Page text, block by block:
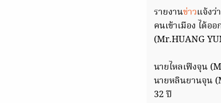
รายงานข่าวแจ้ง
คนเข้าเมือง ได้อ
(Mr.HUANG
นายไหลเฟิงจุน
นายหลินยานจุน
32 ปี